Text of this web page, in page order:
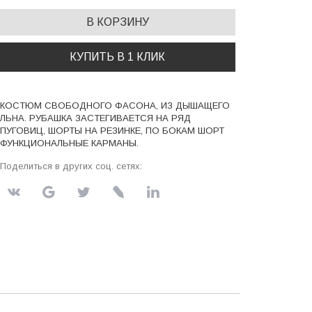
В КОРЗИНУ
КУПИТЬ В 1 КЛИК
КОСТЮМ СВОБОДНОГО ФАСОНА, ИЗ ДЫШАЩЕГО
ЛЬНА. РУБАШКА ЗАСТЕГИВАЕТСЯ НА РЯД
ПУГОВИЦ, ШОРТЫ НА РЕЗИНКЕ, ПО БОКАМ ШОРТ
ФУНКЦИОНАЛЬНЫЕ КАРМАНЫ.
Поделиться в других соц. сетях: